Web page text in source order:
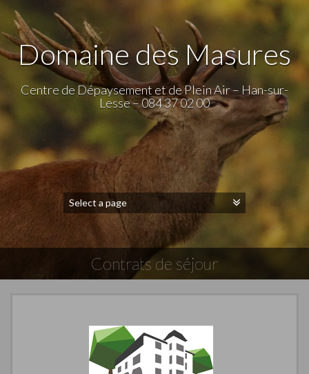
Domaine des Masures
Centre de Dépaysement et de Plein Air – Han-sur-
Lesse – 084 37 02 00
Contrats de séjour